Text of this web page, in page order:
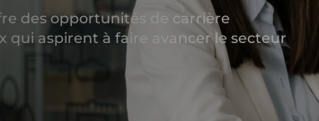
des opportunités de carrière
qui aspirent à faire avancer le secteur